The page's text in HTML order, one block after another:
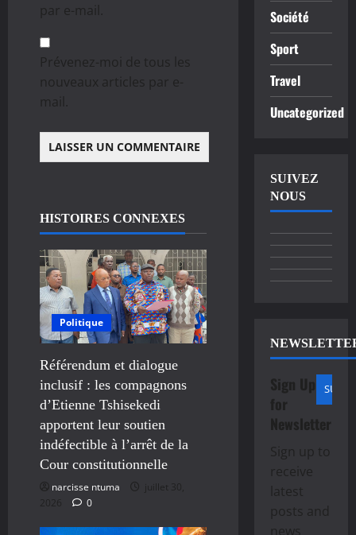
par e-mail.
Prévenez-moi de tous les
nouveaux articles par e-
mail.
HISTOIRES CONNEXES
Politique
Référendum et dialogue
inclusif : les compagnons
d’Etienne Tshisekedi
apportent leur soutien
indéfectible à l’arrêt de la
Cour constitutionnelle
narcisse ntuma
juillet 30,
2026
0
Société
Sport
Travel
Uncategorized
SUIVEZ
NOUS
Sign Up
for
Newsletter
Sign up to
receive
latest
posts and
news